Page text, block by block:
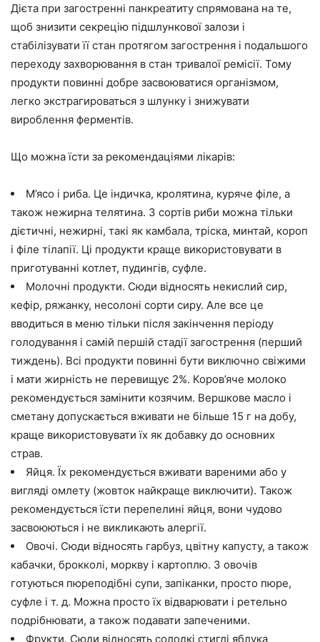
Дієта при загостренні панкреатиту спрямована на те,
щоб знизити секрецію підшлункової залози і
стабілізувати її стан протягом загострення і подальшого
переходу захворювання в стан тривалої ремісії. Тому
продукти повинні добре засвоюватися організмом,
легко экстрагироваться з шлунку і знижувати
вироблення ферментів.
Що можна їсти за рекомендаціями лікарів:
М’ясо і риба. Це індичка, кролятина, куряче філе, а
також нежирна телятина. З сортів риби можна тільки
дієтичні, нежирні, такі як камбала, тріска, минтай, короп
і філе тілапії. Ці продукти краще використовувати в
приготуванні котлет, пудингів, суфле.
Молочні продукти. Сюди відносять некислий сир,
кефір, ряжанку, несолоні сорти сиру. Але все це
вводиться в меню тільки після закінчення періоду
голодування і самій першій стадії загострення (перший
тиждень). Всі продукти повинні бути виключно свіжими
і мати жирність не перевищує 2%. Коров’яче молоко
рекомендується замінити козячим. Вершкове масло і
сметану допускається вживати не більше 15 г на добу,
краще використовувати їх як добавку до основних
страв.
Яйця. Їх рекомендується вживати вареними або у
вигляді омлету (жовток найкраще виключити). Також
рекомендується їсти перепелині яйця, вони чудово
засвоюються і не викликають алергії.
Овочі. Сюди відносять гарбуз, цвітну капусту, а також
кабачки, брокколі, моркву і картоплю. З овочів
готуються пюреподібні супи, запіканки, просто пюре,
суфле і т. д. Можна просто їх відварювати і ретельно
подрібнювати, а також подавати запеченими.
Фрукти. Сюди відносять солодкі стиглі яблука